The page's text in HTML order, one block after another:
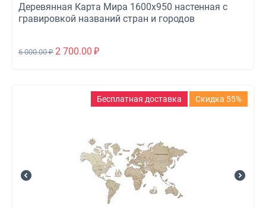
Деревянная Карта Мира 1600х950 настенная с
гравировкой названий стран и городов
6 000.00 ₽ 2 700.00 ₽
Бесплатная доставка Скидка 55%